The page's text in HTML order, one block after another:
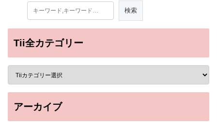
Tii全カテゴリー
アーカイブ